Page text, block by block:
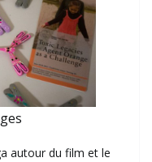
autour du film et le